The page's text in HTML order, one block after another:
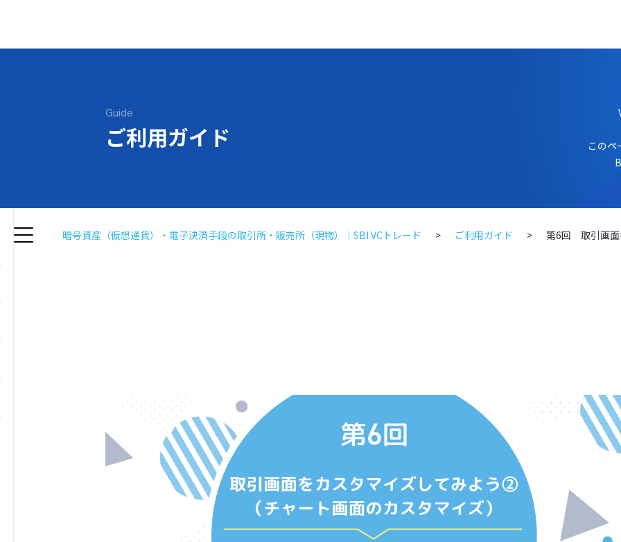
Guide
ご利用ガイド
このペ
暗号資産（仮想通貨）・電子決済手段の取引所・販売所（現物）｜SBI VCトレード ご利用ガイド 第6回 取引画面